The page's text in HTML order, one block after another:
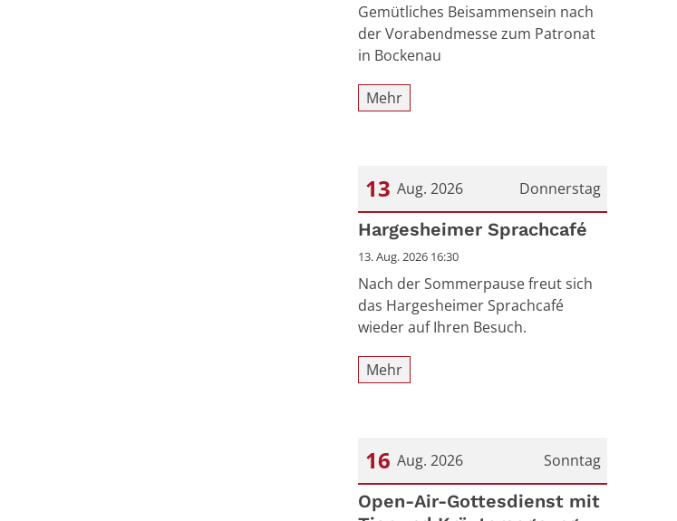
Gemütliches Beisammensein nach
der Vorabendmesse zum Patronat
in Bockenau
Mehr
Donnerstag
13 Aug. 2026
Datum: 13. August 2026
Hargesheimer Sprachcafé
13. Aug. 2026 16:30
Nach der Sommerpause freut sich
das Hargesheimer Sprachcafé
wieder auf Ihren Besuch.
Mehr
Sonntag
16 Aug. 2026
Datum: 16. August 2026
Open-Air-Gottesdienst mit